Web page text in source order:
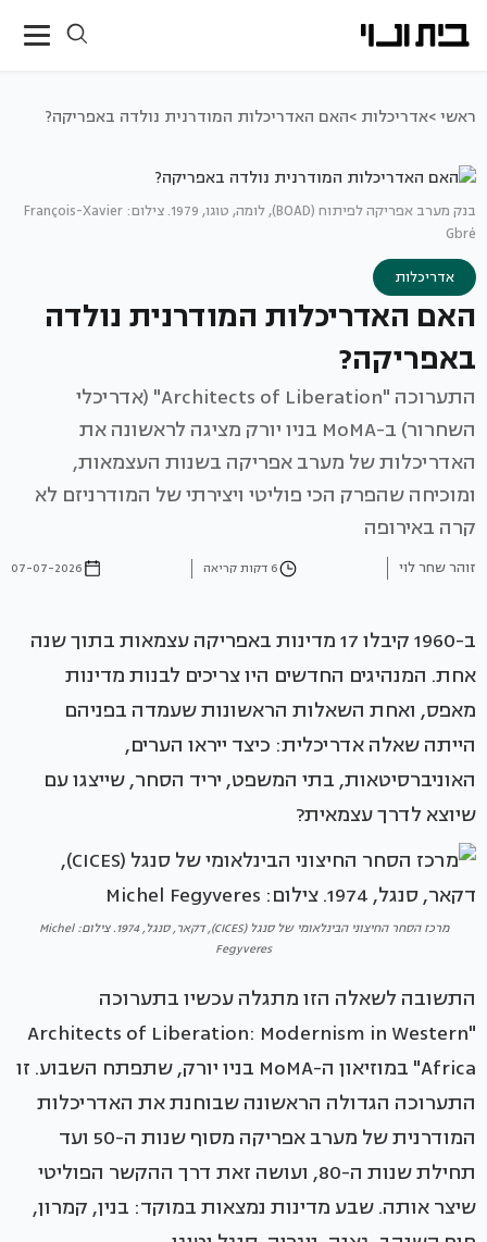
ראשי >אדריכלות >האם האדריכלות המודרנית נולדה באפריקה?
בנק מערב אפריקה לפיתוח (BOAD), לומה, טוגו, 1979. צילום: François-Xavier
Gbré
אדריכלות
האם האדריכלות המודרנית נולדה
באפריקה?
התערוכה "Architects of Liberation" (אדריכלי
השחרור) ב-MoMA בניו יורק מציגה לראשונה את
האדריכלות של מערב אפריקה בשנות העצמאות,
ומוכיחה שהפרק הכי פוליטי ויצירתי של המודרניזם לא
קרה באירופה
זוהר שחר לוי 6 דקות קריאה 07-07-2026
ב-1960 קיבלו 17 מדינות באפריקה עצמאות בתוך שנה
אחת. המנהיגים החדשים היו צריכים לבנות מדינות
מאפס, ואחת השאלות הראשונות שעמדה בפניהם
הייתה שאלה אדריכלית: כיצד ייראו הערים,
האוניברסיטאות, בתי המשפט, יריד הסחר, שייצגו עם
שיוצא לדרך עצמאית?
מרכז הסחר החיצוני הבינלאומי של סנגל (CICES), דקאר, סנגל, 1974. צילום: Michel
Fegyveres
התשובה לשאלה הזו מתגלה עכשיו בתערוכה
"Architects of Liberation: Modernism in Western
Africa" במוזיאון ה-MoMA בניו יורק, שתפתח השבוע. זו
התערוכה הגדולה הראשונה שבוחנת את האדריכלות
המודרנית של מערב אפריקה מסוף שנות ה-50 ועד
תחילת שנות ה-80, ועושה זאת דרך ההקשר הפוליטי
שיצר אותה. שבע מדינות נמצאות במוקד: בנין, קמרון,